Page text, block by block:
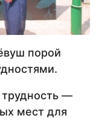
порой
—
мест для